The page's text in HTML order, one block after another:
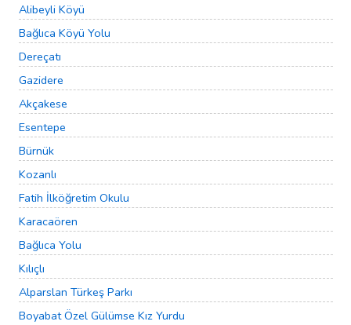
Alibeyli Köyü
Bağlıca Köyü Yolu
Dereçatı
Gazidere
Akçakese
Esentepe
Bürnük
Kozanlı
Fatih İlköğretim Okulu
Karacaören
Bağlıca Yolu
Kılıçlı
Alparslan Türkeş Parkı
Boyabat Özel Gülümse Kız Yurdu